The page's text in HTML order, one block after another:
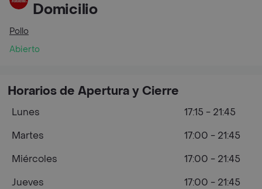
Domicilio
Pollo
Abierto
Horarios de Apertura y Cierre
Lunes
17:15 - 21:45
Martes
17:00 - 21:45
Miércoles
17:00 - 21:45
Jueves
17:00 - 21:45